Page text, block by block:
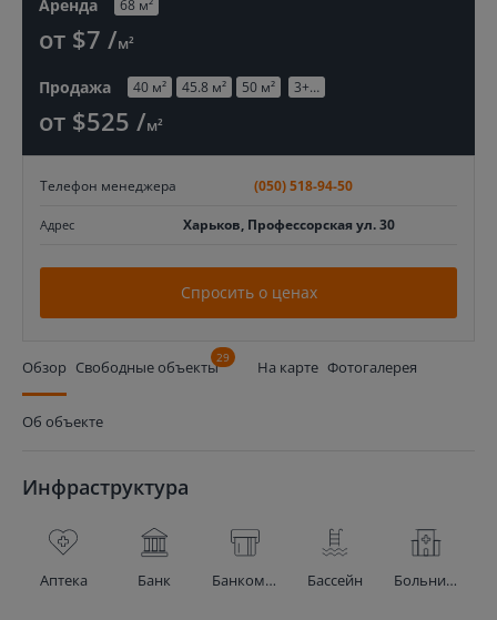
Аренда 68 м²
от $7 /м²
Продажа 40 м² 45.8 м² 50 м² 3+…
от $525 /м²
Телефон менеджера (050) 518-94-50
Адрес Харьков, Профессорская ул. 30
Спросить о ценах
Обзор Свободные объекты29 На карте Фотогалерея
Об объекте
Инфраструктура
Аптека Банк Банкомат Бассейн Больница